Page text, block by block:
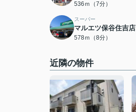
536ｍ（7分）
スーパー
マルエツ保谷住吉店
578ｍ（8分）
近隣の物件